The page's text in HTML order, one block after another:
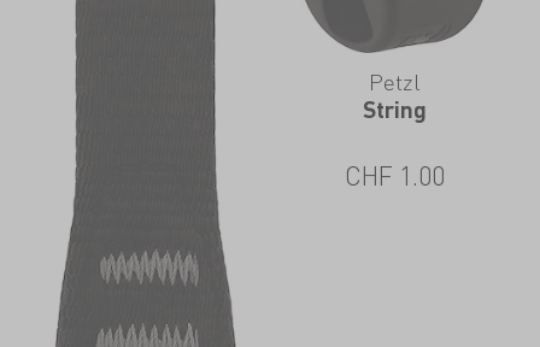
Petzl
String
CHF 1.00